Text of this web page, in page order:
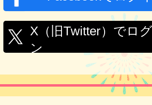
X（旧Twitter）でロ
ン